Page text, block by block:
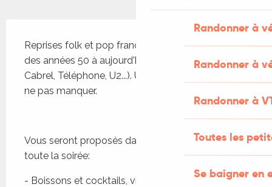
Randonner à
Randonner à
Randonner à
Toutes les
Se baigner en
Reprises folk et pop françaises et anglophones
des années 50 à aujourd'hui (Beatles, Dylan,
Cabrel, Téléphone, U2...). Un concert chaleureux à
ne pas manquer.
Vous seront proposés dans les jardins d'Hélène
toute la soirée:
- Boissons et cocktails, vins et eaux, bières